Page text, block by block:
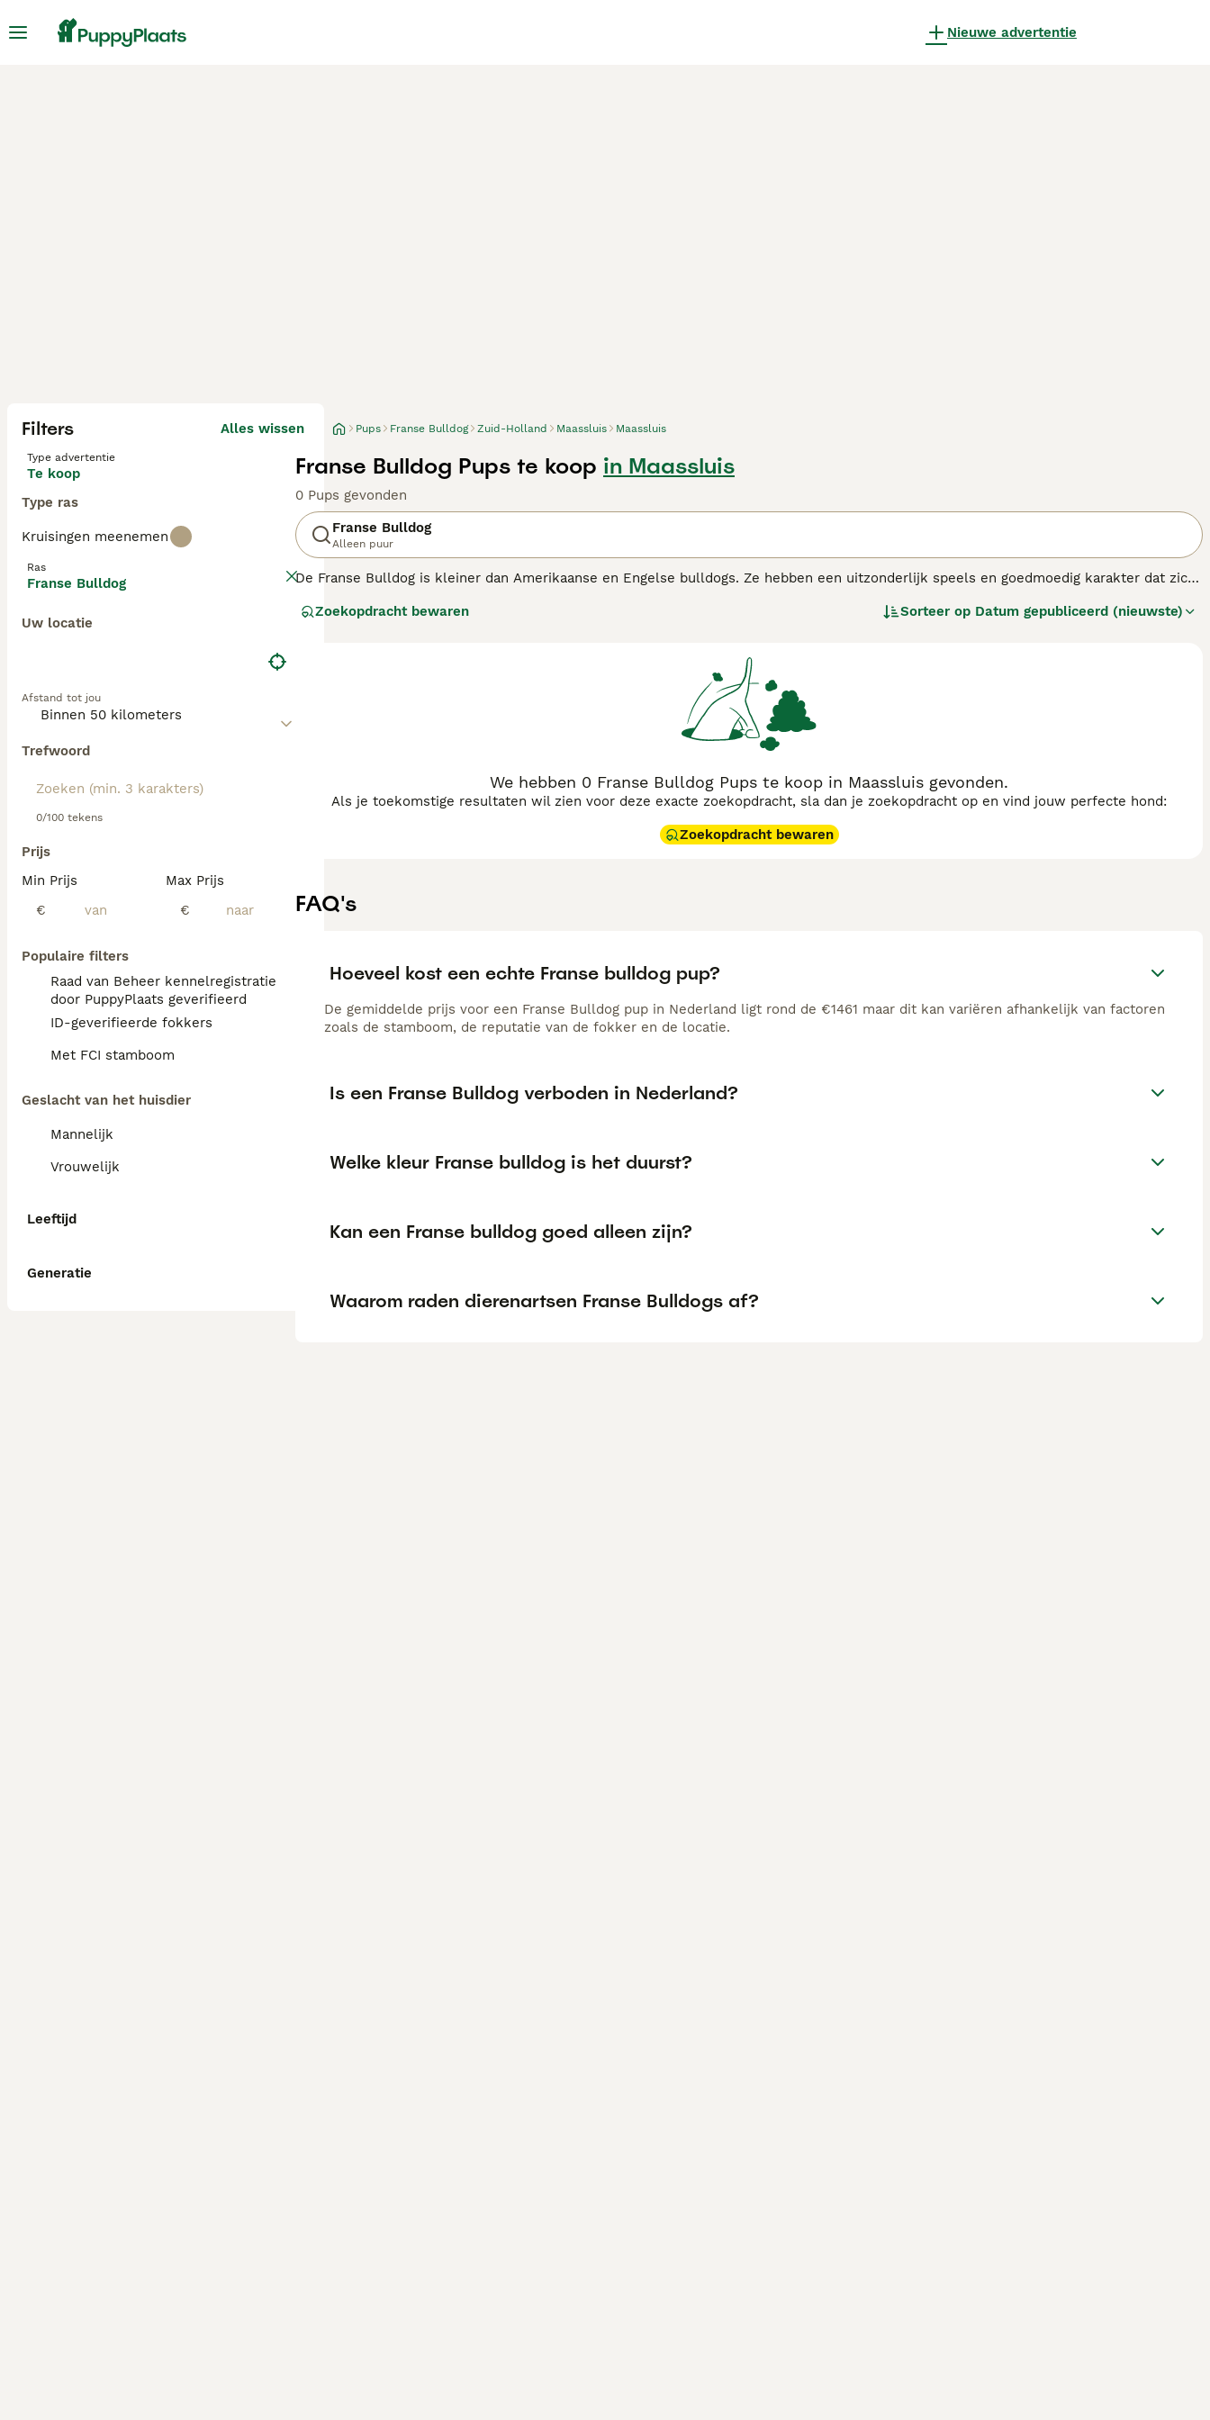
Nieuwe advertentie
Filters Alles wissen
Type advertentie
Te koop
Type ras
Kruisingen meenemen
Ras
Franse Bulldog
Uw locatie
Afstand tot jou
Trefwoord
0/100 tekens
Prijs
Min Prijs
€
Max Prijs
€
Populaire filters
Raad van Beheer kennelregistratie
door PuppyPlaats geverifieerd
ID-geverifieerde fokkers
Met FCI stamboom
Geslacht van het huisdier
Mannelijk
Vrouwelijk
Leeftijd
Generatie
Pups Franse Bulldog Zuid-Holland Maassluis Maassluis
Franse Bulldog Pups te koop in Maassluis
0 Pups gevonden
Franse Bulldog
Alleen puur
De Franse Bulldog is kleiner dan Amerikaanse en Engelse bulldogs. Ze hebben een uitzonderlijk speels en goedmoedig karakter dat zich
en doen niets liever dan tijd doorbrengen met hun baasjes.
Zoekopdracht bewaren Sorteer op Datum gepubliceerd (nieuwste)
We hebben 0 Franse Bulldog Pups te koop in Maassluis gevonden.
Als je toekomstige resultaten wil zien voor deze exacte zoekopdracht, sla dan je zoekopdracht op en vind jouw perfecte hond:
Zoekopdracht bewaren
FAQ's
Hoeveel kost een echte Franse bulldog pup?
De gemiddelde prijs voor een Franse Bulldog pup in Nederland ligt rond de €1461 maar dit kan variëren afhankelijk van factoren
zoals de stamboom, de reputatie van de fokker en de locatie.
Is een Franse Bulldog verboden in Nederland?
Welke kleur Franse bulldog is het duurst?
Kan een Franse bulldog goed alleen zijn?
Waarom raden dierenartsen Franse Bulldogs af?